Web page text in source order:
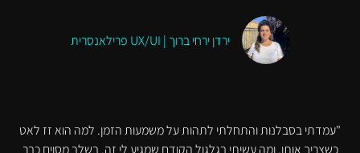
ירדן ירחי ברוך | UX/UI פרילאנסרית
"עמדתי בסבלנות והתחלתי לתהות על משמעות הזמן. למה הוא זז לאט